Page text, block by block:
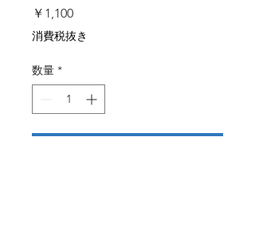
￥1,100価
格
消費税抜き
数量 *